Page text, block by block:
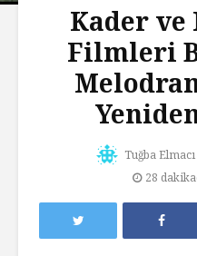
Kader ve
Filmleri
Tuğba Elmacı
28